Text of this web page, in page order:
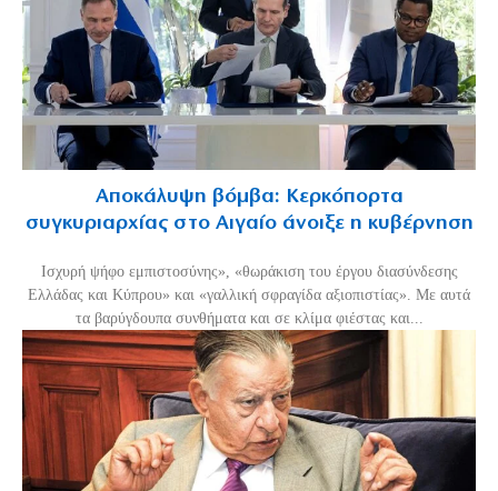
Αποκάλυψη βόμβα: Κερκόπορτα
συγκυριαρχίας στο Αιγαίο άνοιξε η κυβέρνηση
Ισχυρή ψήφο εμπιστοσύνης», «θωράκιση του έργου διασύνδεσης
Ελλάδας και Κύπρου» και «γαλλική σφραγίδα αξιοπιστίας». Με αυτά
τα βαρύγδουπα συνθήματα και σε κλίμα φιέστας και...